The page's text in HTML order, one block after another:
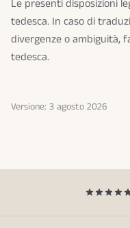
Le presenti disposizioni
tedesca. In caso di
divergenze o ambiguità,
tedesca.
Versione: 3 agosto 2026